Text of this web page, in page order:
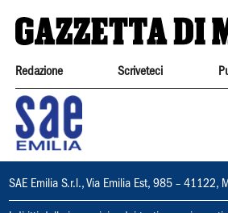
Redazione Scriveteci
SAE Emilia S.r.l., Via Emilia Est, 985 –